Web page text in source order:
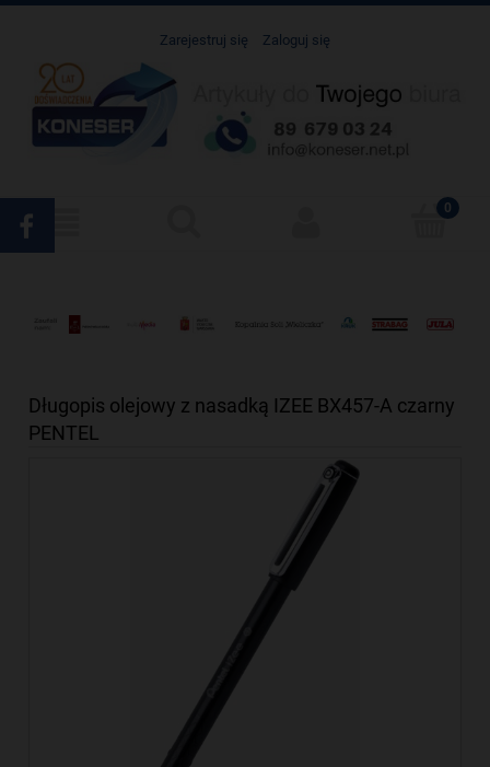
Zarejestruj się Zaloguj się
Długopis olejowy z nasadką IZEE BX457-A czarny
PENTEL